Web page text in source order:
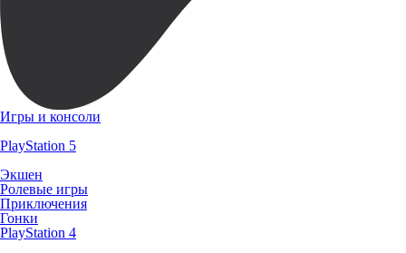
Игры и консоли
PlayStation 5
Экшен
Ролевые игры
Приключения
Гонки
PlayStation 4